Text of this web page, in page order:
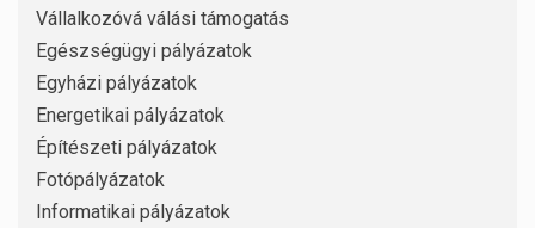
Vállalkozóvá válási támogatás
Egészségügyi pályázatok
Egyházi pályázatok
Energetikai pályázatok
Építészeti pályázatok
Fotópályázatok
Informatikai pályázatok